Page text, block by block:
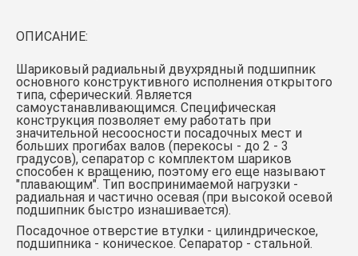
ОПИСАНИЕ:
Шариковый радиальный двухрядный подшипник
основного конструктивного исполнения открытого
типа, сферический. Является
самоустанавливающимся. Специфическая
конструкция позволяет ему работать при
значительной несоосности посадочных мест и
больших прогибах валов (перекосы - до 2 - 3
градусов), сепаратор с комплектом шариков
способен к вращению, поэтому его еще называют
"плавающим". Тип воспринимаемой нагрузки -
радиальная и частично осевая (при высокой осевой
подшипник быстро изнашивается).
Посадочное отверстие втулки - цилиндрическое,
подшипника - коническое. Сепаратор - стальной.